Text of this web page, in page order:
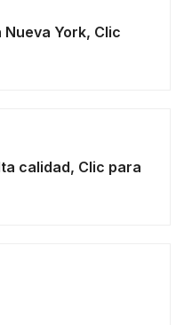
York, Clic
calidad, Clic para